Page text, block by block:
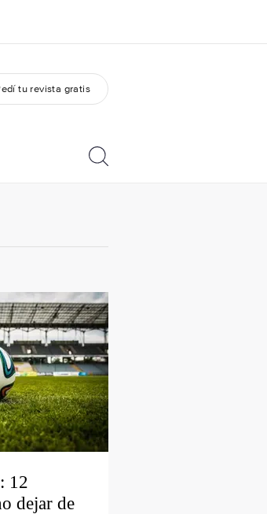
Trabajos
tu revista gratis
12
dejar de